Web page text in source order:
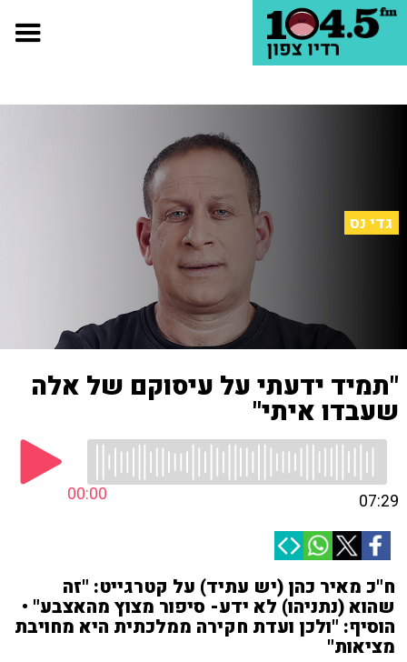
גדי נס
"תמיד ידעתי על עיסוקם של אלה
שעבדו איתי"
00:00 07:29
ח"כ מאיר כהן (יש עתיד) על קטרגייט: "זה
שהוא (נתניהו) לא ידע- סיפור מצוץ מהאצבע" •
הוסיף: "ולכן ועדת חקירה ממלכתית היא מחויבת
מציאות"